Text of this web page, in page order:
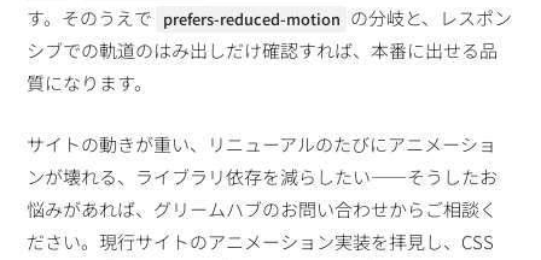
す。そのうえで prefers-reduced-motion の分岐と、レスポン
シブでの軌道のはみ出しだけ確認すれば、本番に出せる品
質になります。
サイトの動きが重い、リニューアルのたびにアニメーショ
ンが壊れる、ライブラリ依存を減らしたい——そうしたお
悩みがあれば、グリームハブのお問い合わせからご相談く
ださい。現行サイトのアニメーション実装を拝見し、CSS